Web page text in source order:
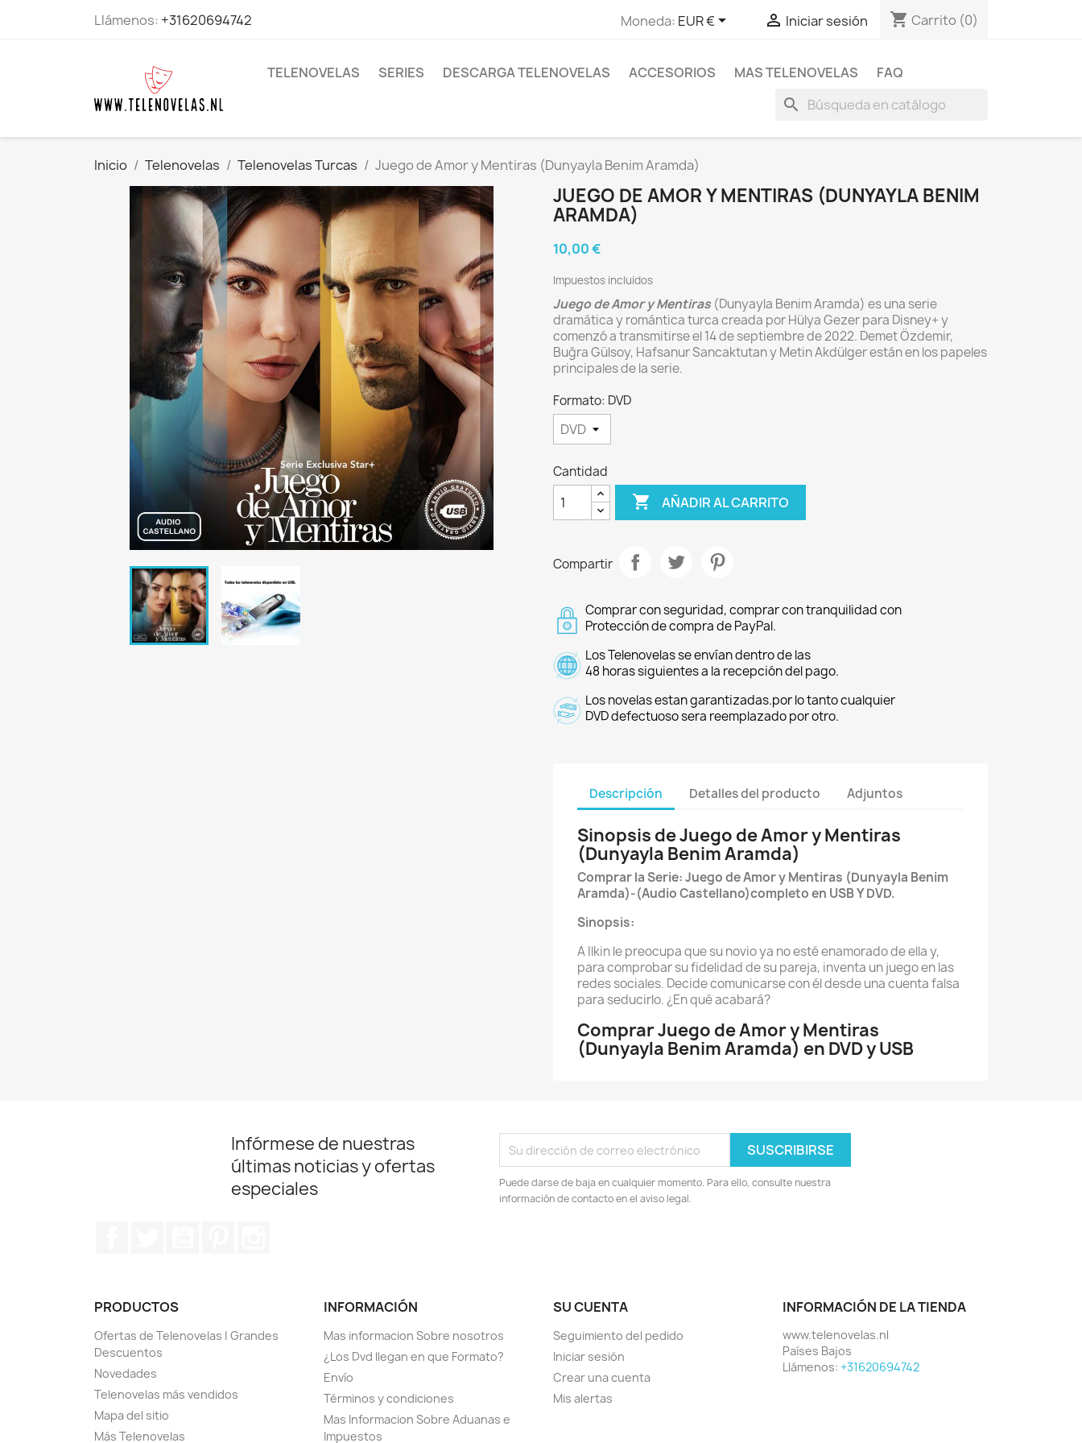
Llámenos: +31620694742 Moneda: EUR €  Iniciar sesión shopping_cart Carrito (0)
TELENOVELAS SERIES DESCARGA TELENOVELAS ACCESORIOS MAS TELENOVELAS FAQ
search
Inicio Telenovelas Telenovelas Turcas Juego de Amor y Mentiras (Dunyayla Benim Aramda)
JUEGO DE AMOR Y MENTIRAS (DUNYAYLA BENIM
ARAMDA)
10,00 €
Impuestos incluidos
Juego de Amor y Mentiras(Dunyayla Benim Aramda) es una serie
dramática y romántica turca creada por Hülya Gezer para Disney+ y
comenzó a transmitirse el 14 de septiembre de 2022. Demet Özdemir,
Buğra Gülsoy, Hafsanur Sancaktutan y Metin Akdülger están en los papeles
principales de la serie.
Formato: DVD
Cantidad
 AÑADIR AL CARRITO
Compartir
Comprar con seguridad, comprar con tranquilidad con
Protección de compra de PayPal.
Los Telenovelas se envían dentro de las
48 horas siguientes a la recepción del pago.
Los novelas estan garantizadas.por lo tanto cualquier
DVD defectuoso sera reemplazado por otro.
Descripción Detalles del producto Adjuntos
Sinopsis de Juego de Amor y Mentiras
(Dunyayla Benim Aramda)
Comprar la Serie: Juego de Amor y Mentiras (Dunyayla Benim
Aramda)-(Audio Castellano)completo en USB Y DVD.
Sinopsis:
A Ilkin le preocupa que su novio ya no esté enamorado de ella y,
para comprobar su fidelidad de su pareja, inventa un juego en las
redes sociales. Decide comunicarse con él desde una cuenta falsa
para seducirlo. ¿En qué acabará?
Comprar Juego de Amor y Mentiras
(Dunyayla Benim Aramda) en DVD y USB
Infórmese de nuestras
últimas noticias y ofertas
especiales
Puede darse de baja en cualquier momento. Para ello, consulte nuestra
información de contacto en el aviso legal.
PRODUCTOS
Ofertas de Telenovelas | Grandes
Descuentos
Novedades
Telenovelas más vendidos
Mapa del sitio
Más Telenovelas
INFORMACIÓN
Mas informacion Sobre nosotros
¿Los Dvd llegan en que Formato?
Envío
Términos y condiciones
Mas Informacion Sobre Aduanas e
Impuestos
SU CUENTA
Seguimiento del pedido
Iniciar sesión
Crear una cuenta
Mis alertas
INFORMACIÓN DE LA TIENDA
www.telenovelas.nl
Países Bajos
Llámenos: +31620694742